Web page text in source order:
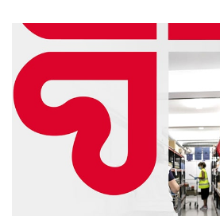
i
a